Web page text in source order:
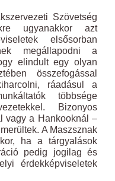
Szövetség
ugyanakkor azt
elsősorban
megállapodni a
elindult egy olyan
összefogással
ráadásul a
többsége
Bizonyos
vagy a Hankooknál –
A Maszsznak
ha a tárgyalások
pedig jogilag és
érdekképviseletek